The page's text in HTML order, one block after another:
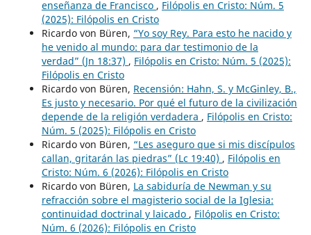
enseñanza de Francisco , Filópolis en Cristo: Núm. 5
(2025): Filópolis en Cristo
Ricardo von Büren, “Yo soy Rey. Para esto he nacido y
he venido al mundo: para dar testimonio de la
verdad” (Jn 18:37) , Filópolis en Cristo: Núm. 5 (2025):
Filópolis en Cristo
Ricardo von Büren, Recensión: Hahn, S. y McGinley, B.,
Es justo y necesario. Por qué el futuro de la civilización
depende de la religión verdadera , Filópolis en Cristo:
Núm. 5 (2025): Filópolis en Cristo
Ricardo von Büren, “Les aseguro que si mis discípulos
callan, gritarán las piedras” (Lc 19:40) , Filópolis en
Cristo: Núm. 6 (2026): Filópolis en Cristo
Ricardo von Büren, La sabiduría de Newman y su
refracción sobre el magisterio social de la Iglesia:
continuidad doctrinal y laicado , Filópolis en Cristo:
Núm. 6 (2026): Filópolis en Cristo